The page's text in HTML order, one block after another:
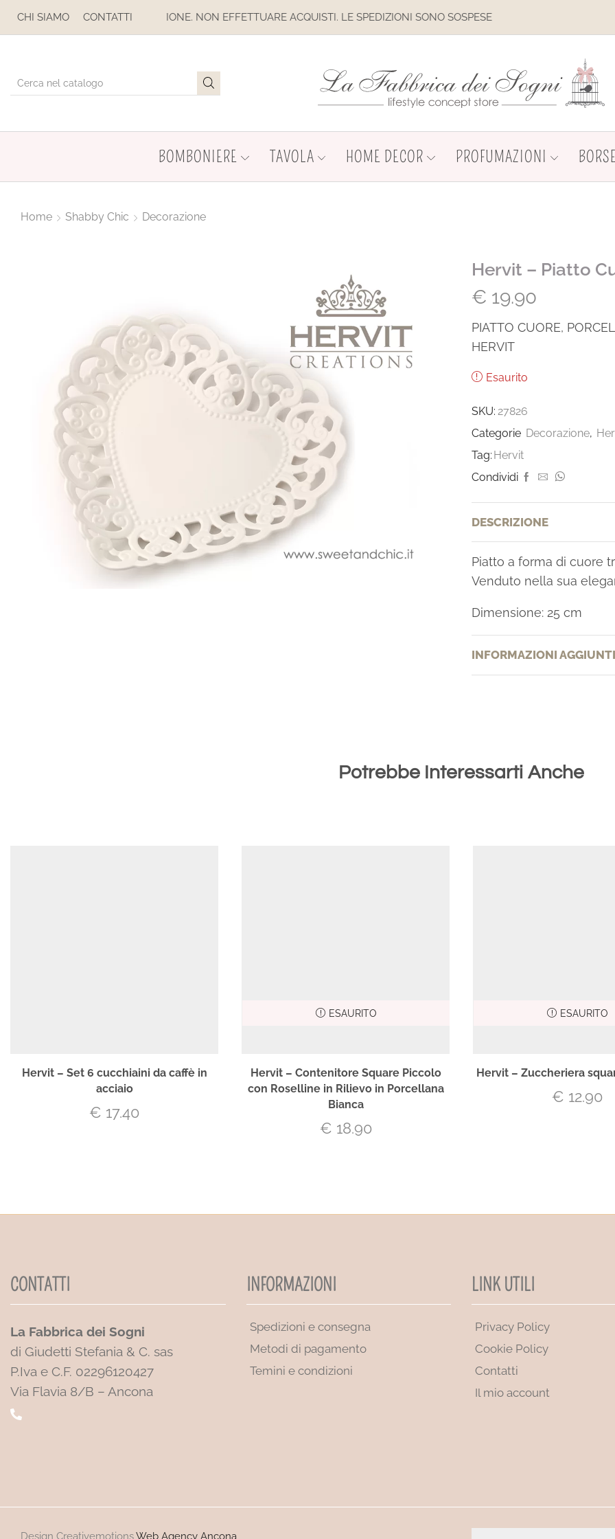
CHI SIAMO CONTATTI
NON EFFETTUARE ACQUISTI. LE SPEDIZIONI SONO SOSPESE IL SITO È IN MANUTENZIONE.
BOMBONIERE TAVOLA HOME DECOR PROFUMAZIONI
Home Shabby Chic Decorazione
Hervit – Piatto
€ 19.90
PIATTO CUORE,
HERVIT
Esaurito
SKU: 27826
Categorie Decorazione,
Tag: Hervit
Condividi
DESCRIZIONE
Piatto a forma di cuore
Venduto nella sua
Dimensione: 25 cm
INFORMAZIONI
Potrebbe Interessarti Anche
Hervit – Set 6 cucchiaini da caffè in
acciaio
€ 17.40
ESAURITO
Hervit – Contenitore Square Piccolo
con Roselline in Rilievo in Porcellana
Bianca
€ 18.90
ESAURITO
Hervit – Zuccheriera
€ 12.90
CONTATTI
La Fabbrica dei Sogni
di Giudetti Stefania & C. sas
P.Iva e C.F. 02296120427
Via Flavia 8/B – Ancona
INFORMAZIONI
Spedizioni e consegna
Metodi di pagamento
Temini e condizioni
LINK UTILI
Privacy Policy
Cookie Policy
Contatti
Il mio account
Design CreativemotionsWeb Agency Ancona